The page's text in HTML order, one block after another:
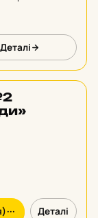
Деталі
Деталі